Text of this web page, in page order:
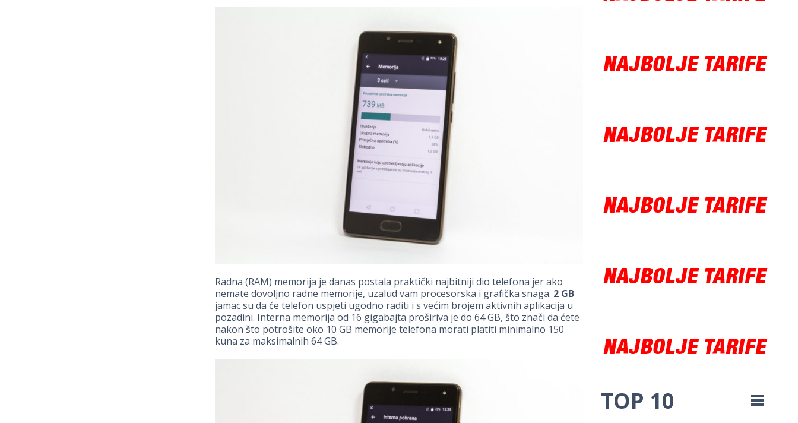
Radna (RAM) memorija je danas postala praktički najbitniji dio telefona jer ako
nemate dovoljno radne memorije, uzalud vam procesorska i grafička snaga. 2 GB
jamac su da će telefon uspjeti ugodno raditi i s većim brojem aktivnih aplikacija u
pozadini. Interna memorija od 16 gigabajta proširiva je do 64 GB, što znači da ćete
nakon što potrošite oko 10 GB memorije telefona morati platiti minimalno 150
kuna za maksimalnih 64 GB.
TOP 10